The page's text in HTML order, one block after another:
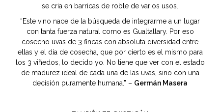
se cria en barricas de roble de varios usos.
“Este vino nace de la búsqueda de integrarme a un lugar
con tanta fuerza natural como es Gualtallary. Por eso
cosecho uvas de 3 fincas con absoluta diversidad entre
ellas y el día de cosecha, que por cierto es el mismo para
los 3 viñedos, lo decido yo. No tiene que ver con el estado
de madurez ideal de cada una de las uvas, sino con una
decisión puramente humana.” – Germán Masera